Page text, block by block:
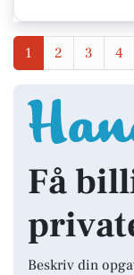
1 2 3 4
Få
Beskriv din